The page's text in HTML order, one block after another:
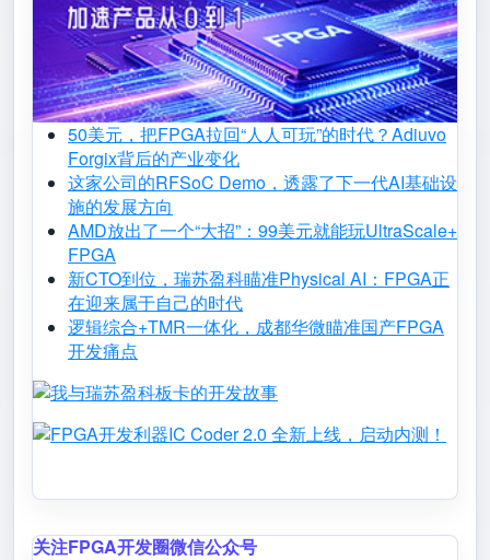
50美元，把FPGA拉回“人人可玩”的时代？Adiuvo
Forgix背后的产业变化
这家公司的RFSoC Demo，透露了下一代AI基础设
施的发展方向
AMD放出了一个“大招”：99美元就能玩UltraScale+
FPGA
新CTO到位，瑞苏盈科瞄准Physical AI：FPGA正
在迎来属于自己的时代
逻辑综合+TMR一体化，成都华微瞄准国产FPGA
开发痛点
Image
Image
关注FPGA开发圈微信公众号